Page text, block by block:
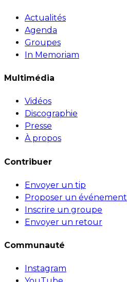
Actualités
Agenda
Groupes
In Memoriam
Multimédia
Vidéos
Discographie
Presse
À propos
Contribuer
Envoyer un tip
Proposer un événement
Inscrire un groupe
Envoyer un retour
Communauté
Instagram